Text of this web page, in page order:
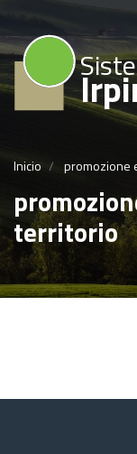
Inicio promozione
territorio